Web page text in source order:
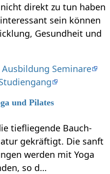
direkt zu tun haben
Gesundheit und
Seminare
und Pilates
tiefliegende Bauch-
gekräftigt. Die sanft
werden mit Yoga
so d…